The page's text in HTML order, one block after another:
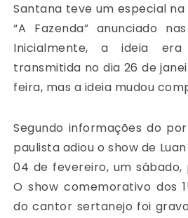
Santana teve um especial
“A Fazenda” anunciado
Inicialmente, a ideia
transmitida no dia 26 de
feira, mas a ideia mudou
Segundo informações do
paulista adiou o show de
04 de fevereiro, um sábado,
O show comemorativo dos
do cantor sertanejo foi